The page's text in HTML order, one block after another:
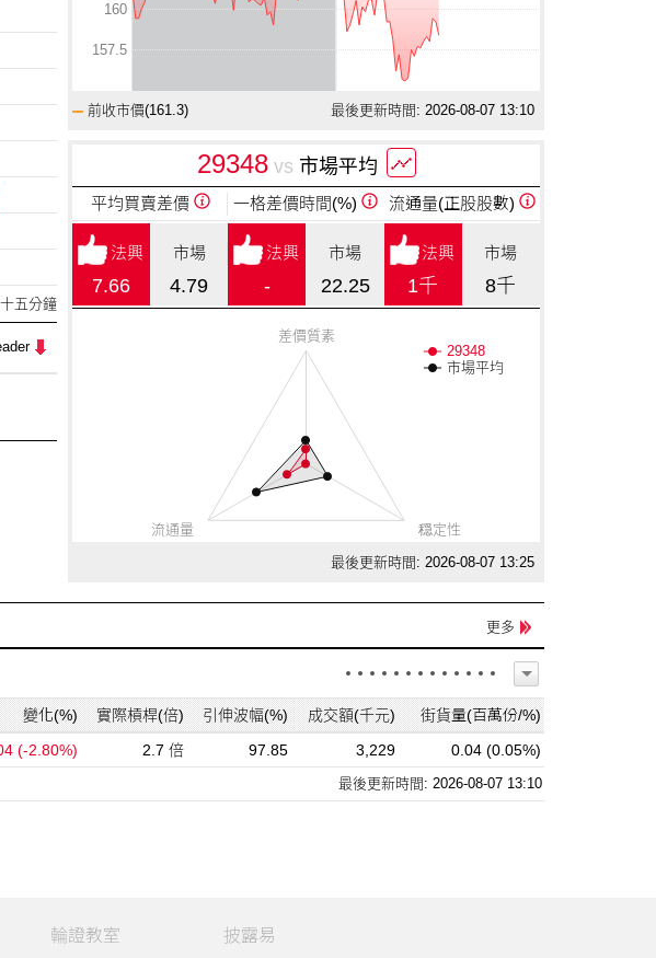
五分鐘
157.5
160
前收市價(161.3) 最後更新時間: 2026-08-07 13:10
29348vs 市場平均
平均買賣差價
法興
7.66
市場
4.79
一格差價時間(%)
法興
-
市場
22.25
流通量(正股股數)
法興
1千
市場
8千
29348
市場平均
差價質素
穏定性
流通量
最後更新時間: 2026-08-07 13:25
更多
變化(%) 實際槓桿(倍) 引伸波幅(%) 成交額(千元)
街貨量(百萬份/%)
(-2.80%) 2.7 倍 97.85 3,229 0.04 (0.05%)
最後更新時間: 2026-08-07 13:10
輪證教室 披露易